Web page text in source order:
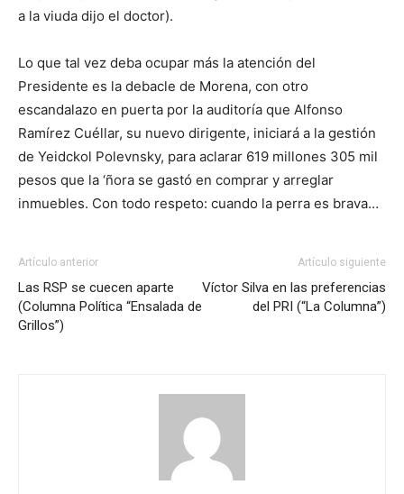
a la viuda dijo el doctor).
Lo que tal vez deba ocupar más la atención del
Presidente es la debacle de Morena, con otro
escandalazo en puerta por la auditoría que Alfonso
Ramírez Cuéllar, su nuevo dirigente, iniciará a la gestión
de Yeidckol Polevnsky, para aclarar 619 millones 305 mil
pesos que la ‘ñora se gastó en comprar y arreglar
inmuebles. Con todo respeto: cuando la perra es brava…
Artículo anterior
Las RSP se cuecen aparte
(Columna Política “Ensalada de
Grillos”)
Artículo siguiente
Víctor Silva en las preferencias
del PRI (“La Columna”)